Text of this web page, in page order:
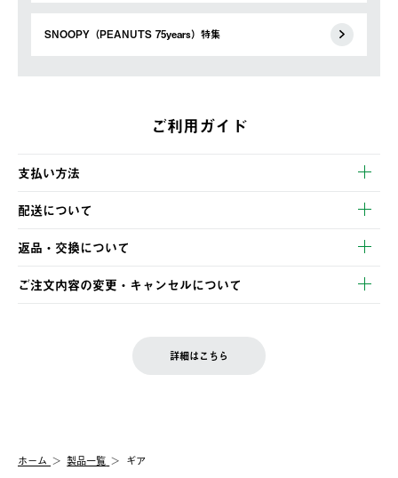
SNOOPY（PEANUTS 75years）特集
ご利用ガイド
支払い方法
以下のいずれかの方法でお支払いいただけます。
・クレジットカード決済
・コンビニ決済
・Pay-easy決済
配送について
【発送スケジュール】
ご注文・ご入金完了より2営業日以内に商品を発送いたします。
土日祝の発送はございませんので、木曜日以降のご注文は週明け
の発送となる場合がございます。
【配送業者】
佐川急便にて配送されます。
返品・交換について
※お客様都合の場合
お客様都合の返品にかかる送料は、お客様ご負担とさせていただ
一度お手元の商品を返品いただき、ご希望商品を再注文してくだ
ご注文内容の変更・キャンセルについて
LOGOS FAMILY会員の方は、会員マイページ内 購入履歴画面に
詳細はこちら
ホーム 製品一覧 ギア